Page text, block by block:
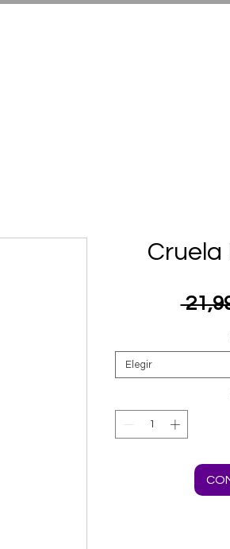
Cruela
Elegir